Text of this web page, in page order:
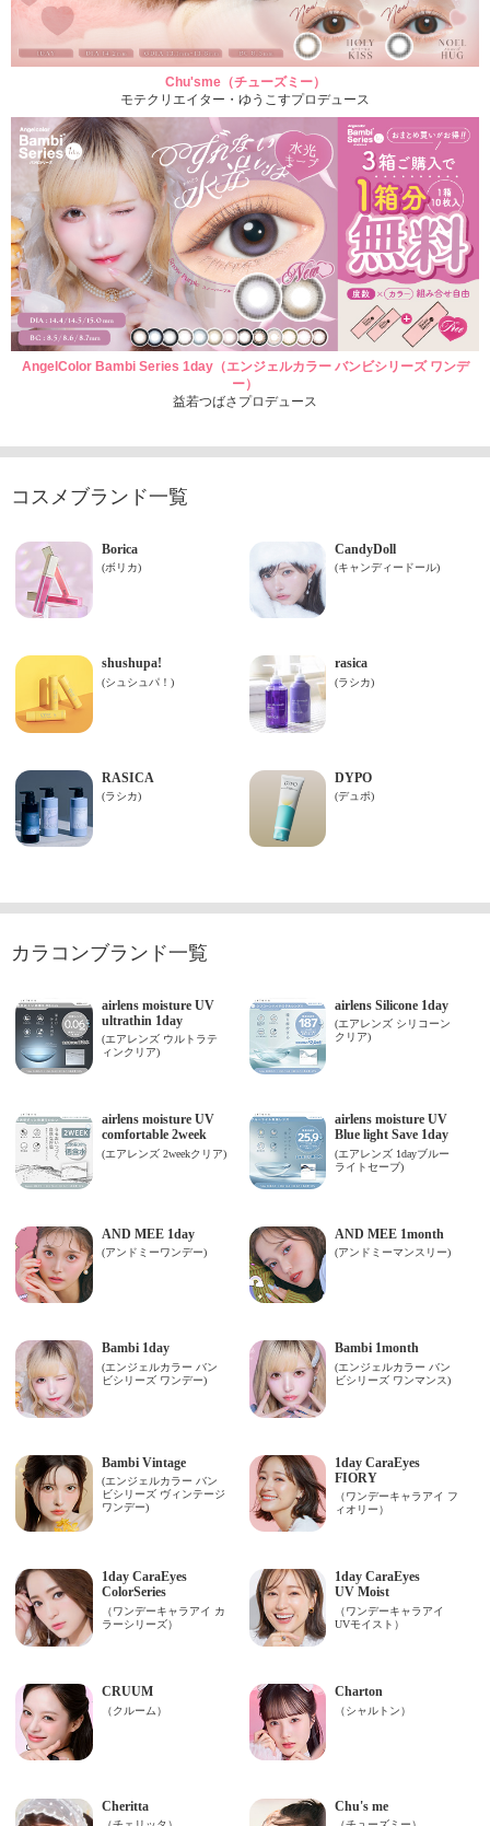
Chu'sme（チューズミー）
モテクリエイター・ゆうこすプロデュース
AngelColor Bambi Series 1day（エンジェルカラー バンビシリーズ ワンデ
ー）
益若つばさプロデュース
コスメブランド一覧
カラコンブランド一覧